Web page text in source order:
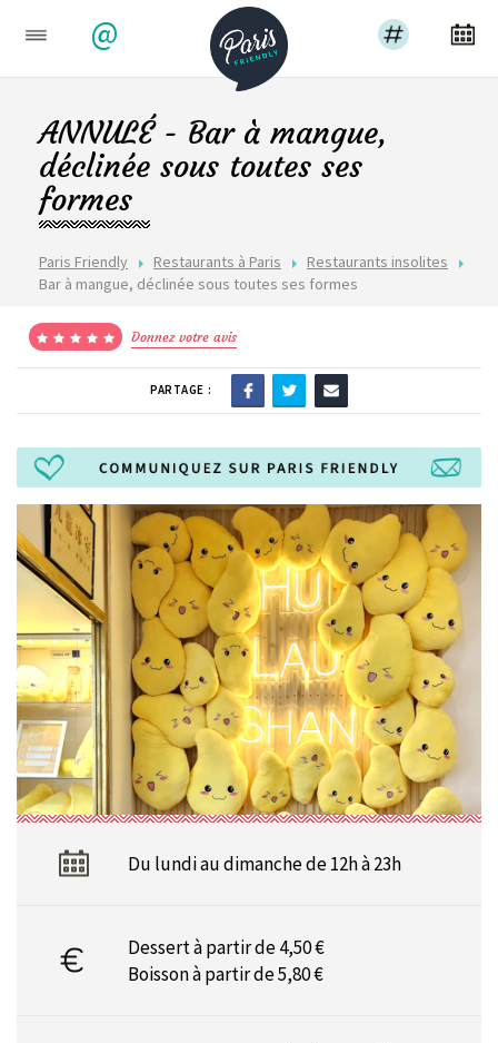
@
Paris Friendly Restaurants à Paris
Restaurants insolites
Bar à mangue, déclinée sous toutes ses formes
ANNULÉ - Bar à mangue,
déclinée sous toutes ses
formes
Donnez votre avis
PARTAGE :
Du lundi au dimanche de 12h à 23h
Dessert à partir de 4,50 €
Boisson à partir de 5,80 €